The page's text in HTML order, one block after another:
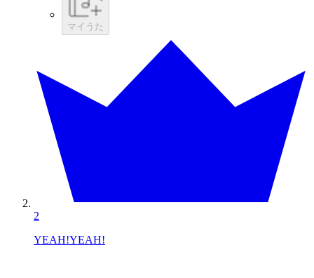
マイうた
2
YEAH!YEAH!